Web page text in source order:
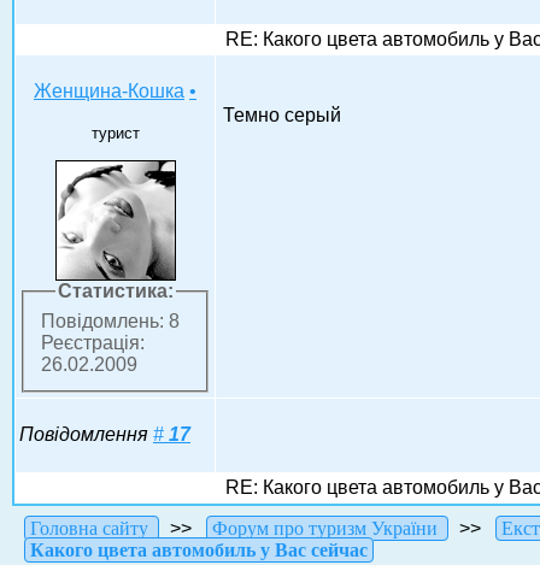
RE: Какого цвета автомобиль у
Женщина-Кошка •
турист
Статистика:
Повідомлень: 8
Реєстрація:
26.02.2009
Темно серый
Повідомлення # 17
RE: Какого цвета автомобиль у
Головна сайту
>> Форум про туризм України >>
Какого цвета автомобиль у Вас сейчас